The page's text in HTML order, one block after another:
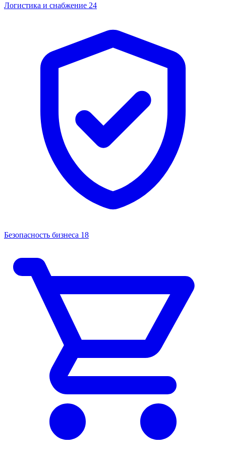
Логистика и снабжение 24
Безопасность бизнеса 18